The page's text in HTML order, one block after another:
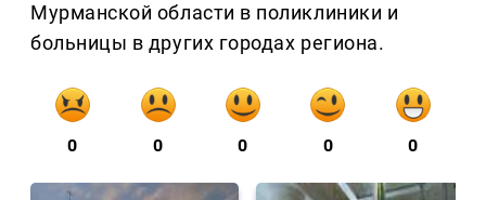
Мурманской области в поликлиники и
больницы в других городах региона.
0 0 0 0 0